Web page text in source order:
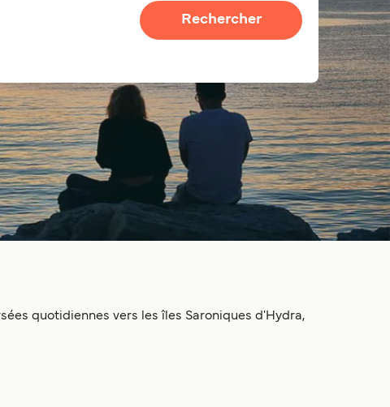
Rechercher
quotidiennes vers les îles Saroniques d'Hydra,